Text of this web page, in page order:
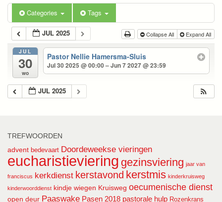
Categories Tags
JUL 2025 Collapse All Expand All
JUL
30
wo
Pastor Nellie Hamersma-Sluis
Jul 30 2025 @ 00:00 – Jun 7 2027 @ 23:59
JUL 2025
TREFWOORDEN
advent bedevaart Doordeweekse vieringen
eucharistieviering gezinsviering jaar van
franciscus kerkdienst kerstavond kerstmis kinderkruisweg
kinderwoorddienst kindje wiegen Kruisweg oecumenische dienst
open deur Paaswake Pasen 2018 pastorale hulp Rozenkrans